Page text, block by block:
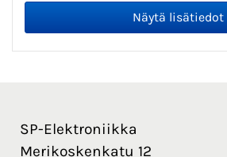
SP-Elektroniikka
Merikoskenkatu 12